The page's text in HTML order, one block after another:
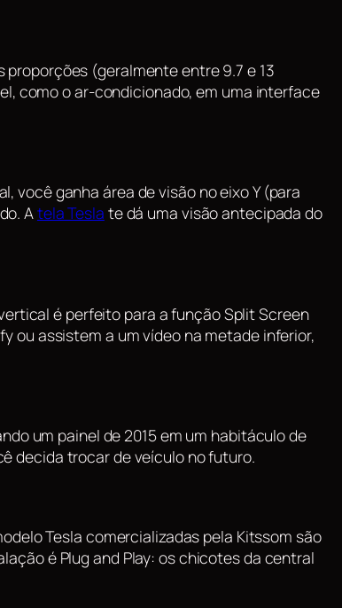
(geralmente entre 9.7 e 13
como o ar-condicionado, em uma interface
você ganha área de visão no eixo Y (para
Atela Tesla te dá uma visão antecipada do
é perfeito para a funçãoSplit Screen
ou assistem a um vídeo na metade inferior,
um painel de 2015 em um habitáculo de
decida trocar de veículo no futuro.
Tesla comercializadas pela Kitssom são
é Plug and Play: os chicotes da central